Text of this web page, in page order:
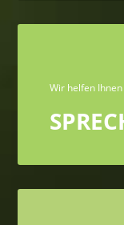
Wir helfen